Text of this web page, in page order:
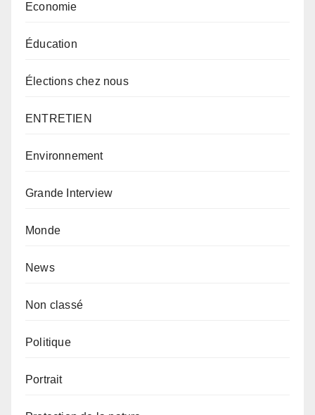
Economie
Éducation
Élections chez nous
ENTRETIEN
Environnement
Grande Interview
Monde
News
Non classé
Politique
Portrait